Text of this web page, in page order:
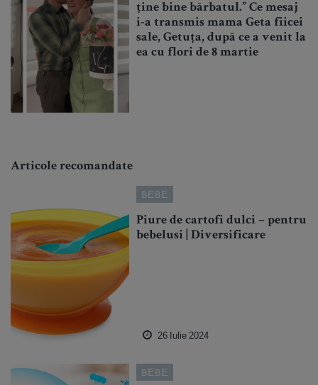
ține bine bărbatul.” Ce mesaj
i-a transmis mama Geta fiicei
sale, Getuța, după ce a venit la
ea cu flori de 8 martie
Articole recomandate
BEBE
Piure de cartofi dulci – pentru
bebelusi | Diversificare
26 Iulie 2024
BEBE